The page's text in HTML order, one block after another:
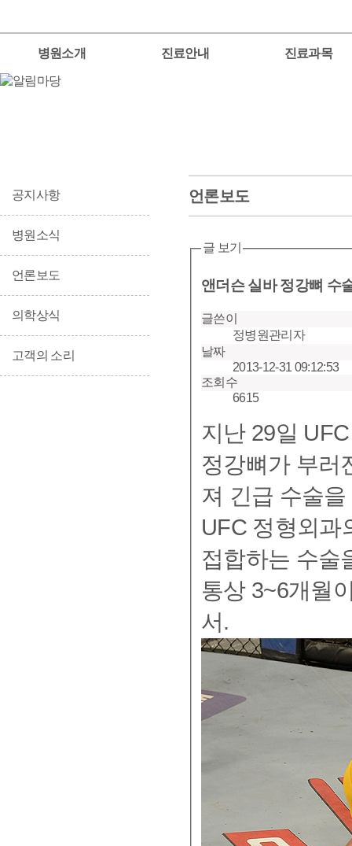
병원소개 진료안내 진료과목
공지사항
병원소식
언론보도
의학상식
고객의 소리
언론보도
글 보기
앤더슨 실바 정강뼈 수
글쓴이
정병원관리자
날짜
2013-12-31 09:12:53
조회수
6615
지난 29일
정강뼈가 부러
져 긴급 수술을 받았다. UFC는 29
UFC 정형외과
접합하는 수술
통상 3~6개월이 걸린다
서.